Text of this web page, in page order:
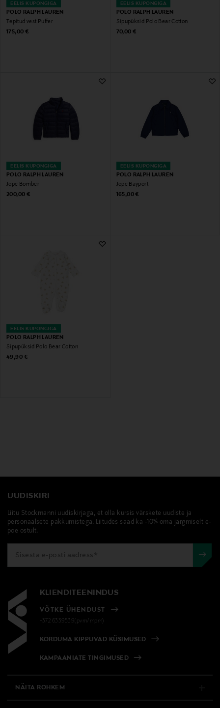
EELIS KUPONGIGA
POLO RALPH LAUREN
Tepitud vest Puffer
Original Price
175,00 €
EELIS KUPONGIGA
POLO RALPH LAUREN
Sipupüksid Polo Bear Cotton
Original Price
70,00 €
EELIS KUPONGIGA
POLO RALPH LAUREN
Jope Bomber
Original Price
200,00 €
EELIS KUPONGIGA
POLO RALPH LAUREN
Jope Bayport
Original Price
165,00 €
EELIS KUPONGIGA
POLO RALPH LAUREN
Sipupüksid Polo Bear Cotton
Original Price
49,90 €
UUDISKIRI
Liitu Stockmanni uudiskirjaga, et olla kursis värskete uudiste ja
personaalsete pakkumistega. Liitudes saad ka -10% oma järgmiselt e-
poe ostult.
KLIENDITEENINDUS
VÕTKE ÜHENDUST
+372 6339539(pvm/mpm)
KORDUMA KIPPUVAD KÜSIMUSED
KAMPAANIATE TINGIMUSED
NÄITA ROHKEM